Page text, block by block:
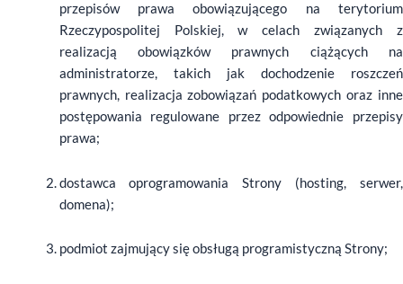
przepisów prawa obowiązującego na terytorium
Rzeczypospolitej Polskiej, w celach związanych z
realizacją obowiązków prawnych ciążących na
administratorze, takich jak dochodzenie roszczeń
prawnych, realizacja zobowiązań podatkowych oraz inne
postępowania regulowane przez odpowiednie przepisy
prawa;
dostawca oprogramowania Strony (hosting, serwer,
domena);
podmiot zajmujący się obsługą programistyczną Strony;